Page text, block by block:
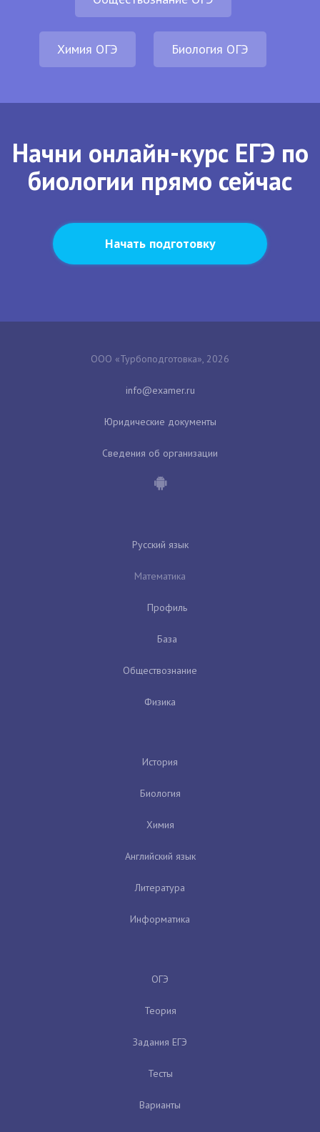
Химия ОГЭ Биология ОГЭ
Начни онлайн-курс ЕГЭ по
биологии прямо сейчас
Начать подготовку
ООО «Турбоподготовка», 2026
Юридические документы
Сведения об организации
Русский язык
Математика
Профиль
База
Обществознание
Физика
История
Биология
Химия
Английский язык
Литература
Информатика
ОГЭ
Теория
Задания ЕГЭ
Тесты
Варианты